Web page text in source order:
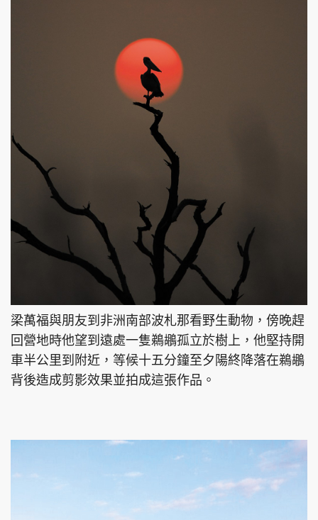
梁萬福與朋友到非洲南部波札那看野生動物，傍晚趕
回營地時他望到遠處一隻鵜鶘孤立於樹上，他堅持開
車半公里到附近，等候十五分鐘至夕陽終降落在鵜鶘
背後造成剪影效果並拍成這張作品。